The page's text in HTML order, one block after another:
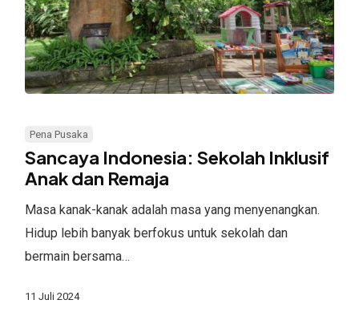
Indonesia:
Sekolah
Inklusif
Remaja
Pena Pusaka
Sancaya Indonesia: Sekolah Inklusif
Anak dan Remaja
Masa kanak-kanak adalah masa yang menyenangkan.
Hidup lebih banyak berfokus untuk sekolah dan
bermain bersama…
11 Juli 2024